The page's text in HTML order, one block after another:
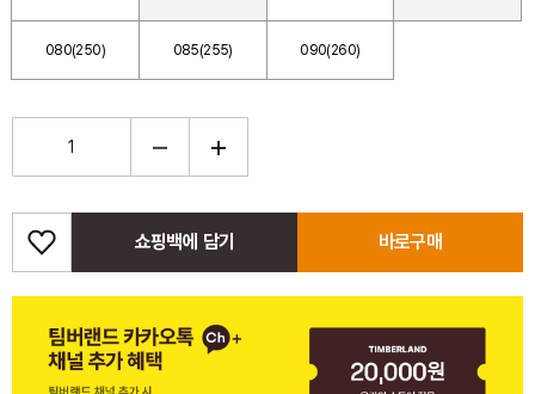
080(250) 085(255) 090(260)
쇼핑백에 담기 바로구매